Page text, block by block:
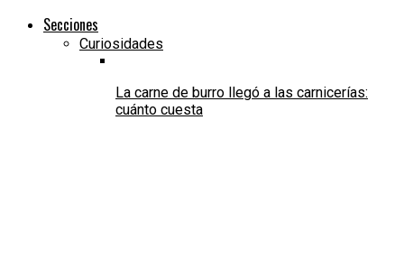
Secciones
Curiosidades
La carne de burro llegó a las carnicerías:
cuánto cuesta